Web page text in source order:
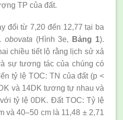
TP của đất.
đổi từ 7,20 đến 12,77 tại ba
obovata (Hình 3e, Bảng 1).
chiều tiết lộ rằng lịch sử xả
sự tương tác của chúng có
tỷ lệ TOC: TN của đất (p <
và 14DK tương tự nhau và
tỷ lệ 0DK. Đất TOC: Tỷ lệ
và 40–50 cm là 11,48 ± 2,71